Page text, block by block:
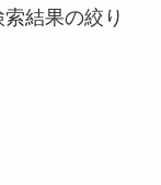
結果の絞り